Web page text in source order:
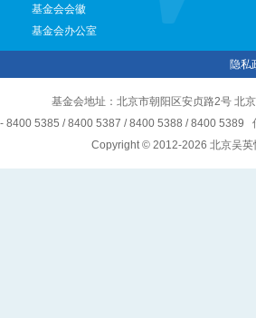
基金会会徽
基金会办公室
隐私
基金会地址：北京市朝阳区安贞路2号 北
8400 5385 / 8400 5387 / 8400 5388 / 8400
Copyright © 2012-2026 北京吴